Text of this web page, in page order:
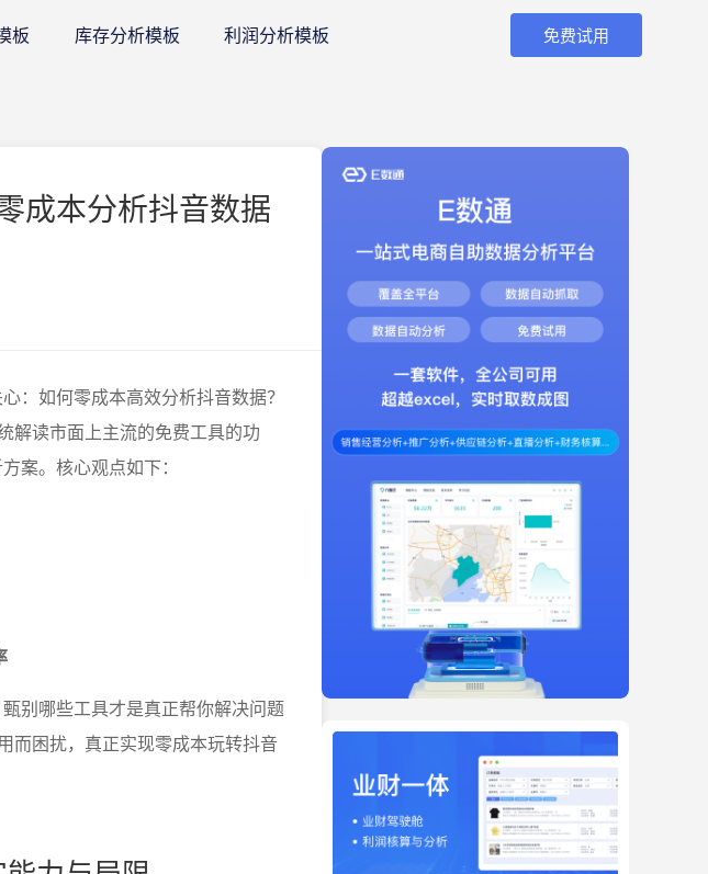
板 库存分析模板 利润分析模板 免费试用
成本分析抖音数据
：如何零成本高效分析抖音数据？
解读市面上主流的免费工具的功
案。核心观点如下：
别哪些工具才是真正帮你解决问题
而困扰，真正实现零成本玩转抖音